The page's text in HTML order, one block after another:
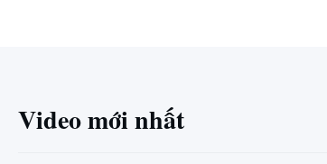
Video mới nhất